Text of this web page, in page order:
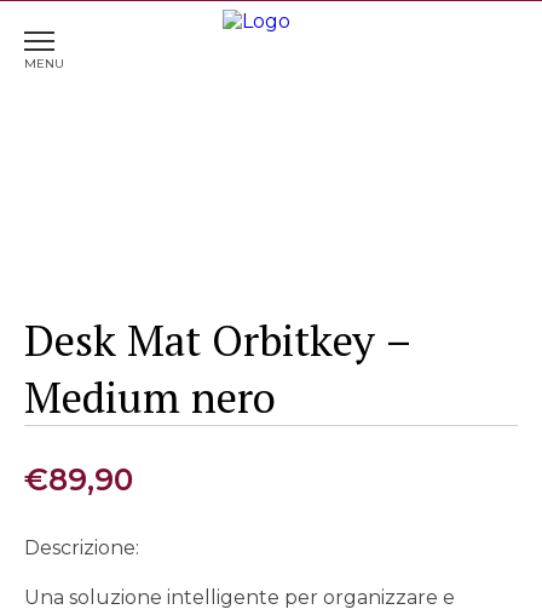
Home
> Desk Mat Orbitkey – Medium
nero
Desk Mat Orbitkey –
Medium nero
€89,90
Descrizione:
Una soluzione intelligente per organizzare e